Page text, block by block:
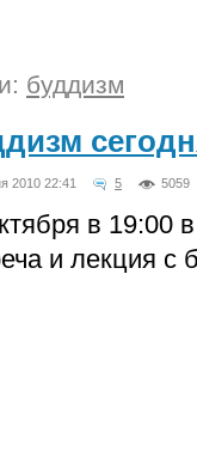
буддизм
2010 22:41 5 5059
в 19:00
и лекция